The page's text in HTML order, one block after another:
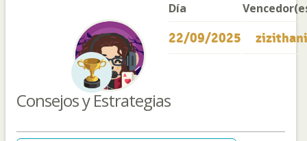
Día
22/09/2025
Consejos y Estrategias